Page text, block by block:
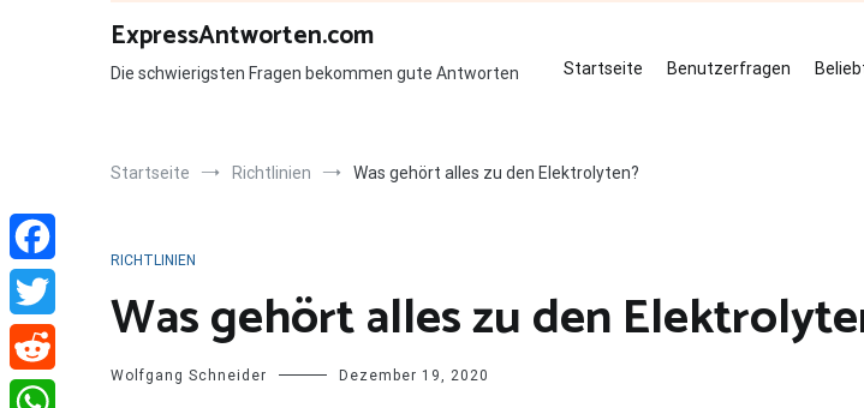
ExpressAntworten.com
Die schwierigsten Fragen bekommen gute Antworten Startseite Benutzerfragen
Startseite Richtlinien Was gehört alles zu den Elektrolyten?
RICHTLINIEN
Was gehört alles zu den
Wolfgang Schneider Dezember 19, 2020
Facebook
Twitter
Reddit